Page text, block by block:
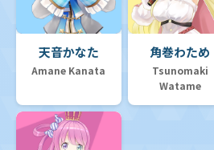
天音かなた
Amane Kanata
角巻わため
Tsunomaki
Watame